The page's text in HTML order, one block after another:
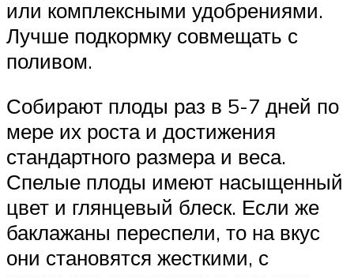
или комплексными удобрениями.
Лучше подкормку совмещать с
поливом.
Собирают плоды раз в 5-7 дней по
мере их роста и достижения
стандартного размера и веса.
Спелые плоды имеют насыщенный
цвет и глянцевый блеск. Если же
баклажаны переспели, то на вкус
они становятся жесткими, с